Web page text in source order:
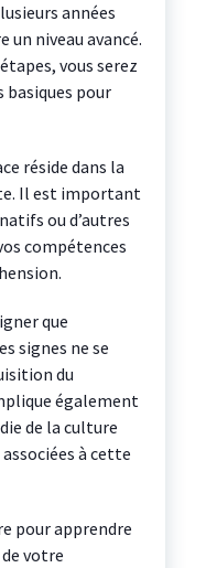
années
un niveau avancé.
vous serez
basiques pour
réside dans la
Il est important
ou d’autres
compétences
que
signes ne se
du
également
de la culture
à cette
pour apprendre
votre